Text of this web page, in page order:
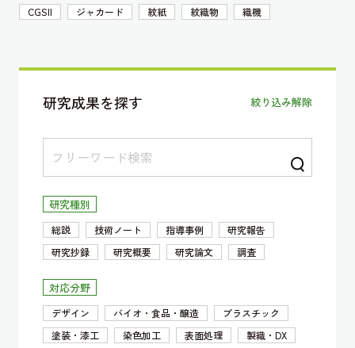
CGSII ジャカード 紋紙 紋織物 織機
研究成果を探す 絞り込み解除
研究種別
総説 技術ノート 指導事例
研究報告
研究抄録
研究概要 研究論文 調査
対応分野
デザイン バイオ・食品・醸造
プラスチック
塗装・漆工
染色加工 表面処理
製織・DX